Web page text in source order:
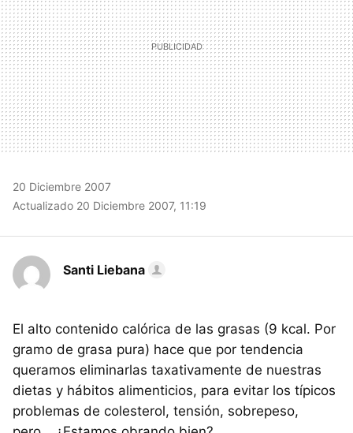
20 Diciembre 2007
Actualizado 20 Diciembre 2007, 11:19
Santi Liebana
El alto contenido calórica de las grasas (9 kcal. Por
gramo de grasa pura) hace que por tendencia
queramos eliminarlas taxativamente de nuestras
dietas y hábitos alimenticios, para evitar los típicos
problemas de colesterol, tensión, sobrepeso,